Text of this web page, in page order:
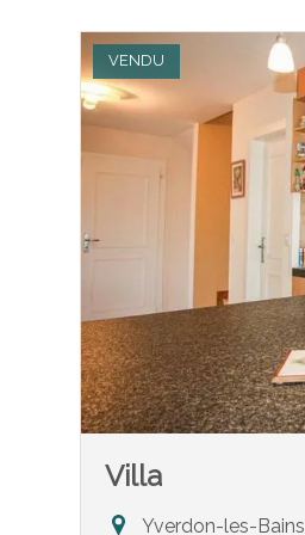
VENDU
Villa
Yverdon-les-Bains